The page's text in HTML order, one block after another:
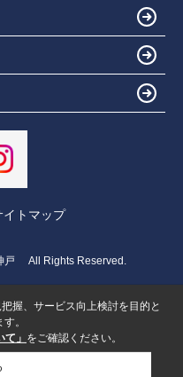
イトマップ
戸 All Rights Reserved.
握、サービス向上検討を目的と
。
」 をご確認ください。